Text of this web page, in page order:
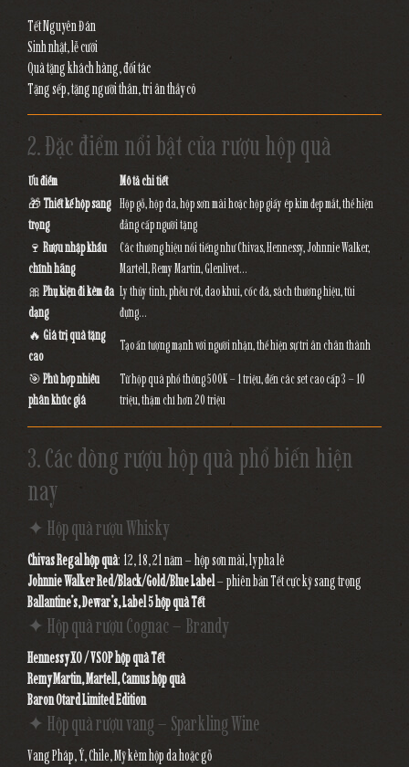
Tết Nguyên Đán
Sinh nhật, lễ cưới
Quà tặng khách hàng, đối tác
Tặng sếp, tặng người thân, tri ân thầy cô
2. Đặc điểm nổi bật của rượu hộp quà
Ưu điểm
Mô tả chi tiết
🎁Thiết kế hộp sang
trọng
Hộp gỗ, hộp da, hộp sơn mài hoặc hộp giấy ép kim đẹp mắt, thể hiện
đẳng cấp người tặng
🍷 Rượu nhập khẩu
chính hãng
Các thương hiệu nổi tiếng như Chivas, Hennessy, Johnnie Walker,
Martell, Remy Martin, Glenlivet…
🎀 Phụ kiện đi kèm đa
dạng
Ly thủy tinh, phễu rót, dao khui, cốc đá, sách thương hiệu, túi
đựng…
🔥 Giá trị quà tặng
cao
Tạo ấn tượng mạnh với người nhận, thể hiện sự tri ân chân thành
🎯Phù hợp nhiều
phân khúc giá
Từ hộp quà phổ thông 500K – 1 triệu, đến các set cao cấp 3 – 10
triệu, thậm chí hơn 20 triệu
3. Các dòng rượu hộp quà phổ biến hiện
nay
✦ Hộp quà rượu Whisky
Chivas Regal hộp quà: 12, 18, 21 năm – hộp sơn mài, ly pha lê
Johnnie Walker Red/Black/Gold/Blue Label– phiên bản Tết cực kỳ sang trọng
Ballantine’s, Dewar’s, Label 5 hộp quà Tết
✦ Hộp quà rượu Cognac – Brandy
Hennessy XO / VSOP hộp quà Tết
Remy Martin, Martell, Camus hộp quà
Baron Otard Limited Edition
✦ Hộp quà rượu vang – Sparkling Wine
Vang Pháp, Ý, Chile, Mỹ kèm hộp da hoặc gỗ